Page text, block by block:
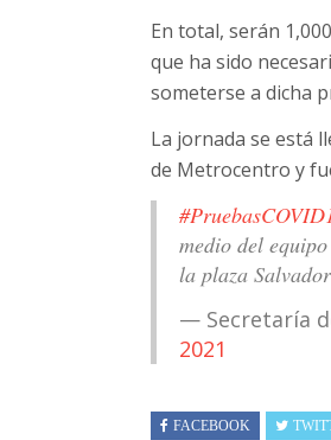
En total, serán
que ha sido
someterse a dicha
La jornada se está
de Metrocentro y
medio del
la plaza
— Secretaría
2021
FACEBOOK